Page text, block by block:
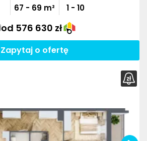
67 - 69 m²
1 - 10
od 576 630 zł
Zapytaj o ofertę